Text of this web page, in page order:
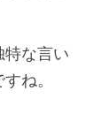
な言い
ね。